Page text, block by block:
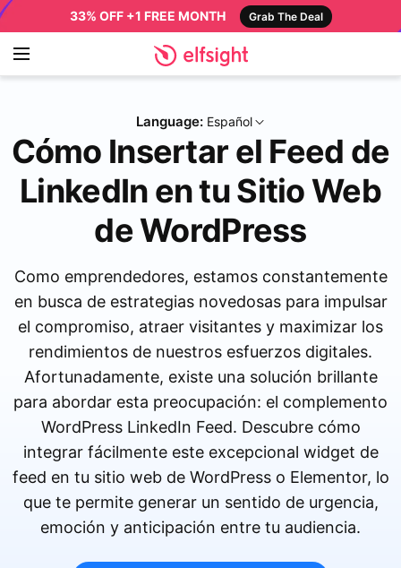
33% OFF +1 FREE MONTH Grab The Deal
Language: Español
Cómo Insertar el Feed de
LinkedIn en tu Sitio Web
de WordPress
Como emprendedores, estamos constantemente
en busca de estrategias novedosas para impulsar
el compromiso, atraer visitantes y maximizar los
rendimientos de nuestros esfuerzos digitales.
Afortunadamente, existe una solución brillante
para abordar esta preocupación: el complemento
WordPress LinkedIn Feed. Descubre cómo
integrar fácilmente este excepcional widget de
feed en tu sitio web de WordPress o Elementor, lo
que te permite generar un sentido de urgencia,
emoción y anticipación entre tu audiencia.